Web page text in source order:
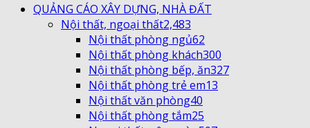
QUẢNG CÁO XÂY DỰNG, NHÀ ĐẤT
Nội thất, ngoại thất2,483
Nội thất phòng ngủ62
Nội thất phòng khách300
Nội thất phòng bếp, ăn327
Nội thất phòng trẻ em13
Nội thất văn phòng40
Nội thất phòng tắm25